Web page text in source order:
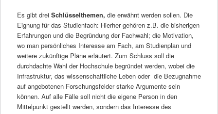
Es gibt drei Schlüsselthemen, die erwähnt werden sollen. Die
Eignung für das Studienfach: Hierher gehören z.B. die bisherigen
Erfahrungen und die Begründung der Fachwahl; die Motivation,
wo man persönliches Interesse am Fach, am Studienplan und
weitere zukünftige Pläne erläutert. Zum Schluss soll die
durchdachte Wahl der Hochschule begründet werden, wobei die
Infrastruktur, das wissenschaftliche Leben oder die Bezugnahme
auf angebotenen Forschungsfelder starke Argumente sein
können. Auf alle Fälle soll nicht die eigene Person in den
Mittelpunkt gestellt werden, sondern das Interesse des